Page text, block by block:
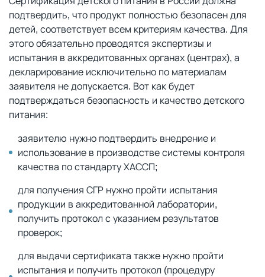
подтвердить, что продукт полностью безопасен для
детей, соответствует всем критериям качества. Для
этого обязательно проводятся экспертизы и
испытания в аккредитованных органах (центрах), а
декларирование исключительно по материалам
заявителя не допускается. Вот как будет
подтверждаться безопасность и качество детского
питания:
заявителю нужно подтвердить внедрение и
использование в производстве системы контроля
качества по стандарту ХАССП;
для получения СГР нужно пройти испытания
продукции в аккредитованной лаборатории,
получить протокол с указанием результатов
проверок;
для выдачи сертификата также нужно пройти
испытания и получить протокол (процедуру